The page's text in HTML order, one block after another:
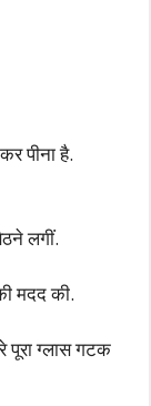
पीना है.
लगीं.
मदद की.
ग्लास गटक